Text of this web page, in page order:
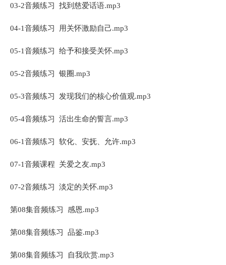
03-2音频练习 找到慈爱话语.mp3
04-1音频练习 用关怀激励自己.mp3
05-1音频练习 给予和接受关怀.mp3
05-2音频练习 银圈.mp3
05-3音频练习 发现我们的核心价值观.mp3
05-4音频练习 活出生命的誓言.mp3
06-1音频练习 软化、安抚、允许.mp3
07-1音频课程 关爱之友.mp3
07-2音频练习 淡定的关怀.mp3
第08集音频练习 感恩.mp3
第08集音频练习 品鉴.mp3
第08集音频练习 自我欣赏.mp3